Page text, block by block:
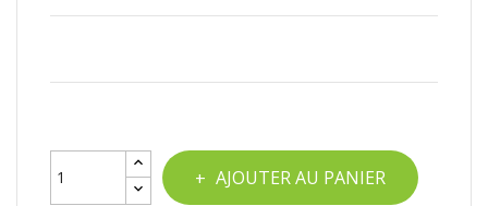
AJOUTER AU PANIER